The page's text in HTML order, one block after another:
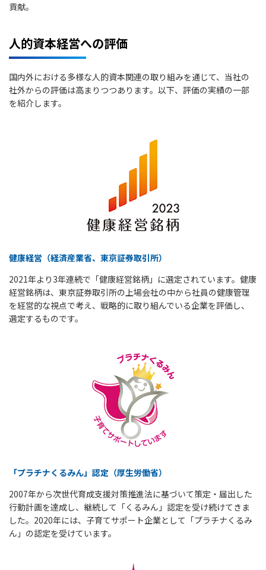
貢献。
人的資本経営への評価
国内外における多様な人的資本関連の取り組みを通じて、当社の
社外からの評価は高まりつつあります。以下、評価の実績の一部
を紹介します。
健康経営（経済産業省、東京証券取引所）
2021年より3年連続で「健康経営銘柄」に選定されています。健康
経営銘柄は、東京証券取引所の上場会社の中から社員の健康管理
を経営的な視点で考え、戦略的に取り組んでいる企業を評価し、
選定するものです。
「プラチナくるみん」認定（厚生労働省）
2007年から次世代育成支援対策推進法に基づいて策定・届出した
行動計画を達成し、継続して「くるみん」認定を受け続けてきま
した。2020年には、子育てサポート企業として「プラチナくるみ
ん」の認定を受けています。